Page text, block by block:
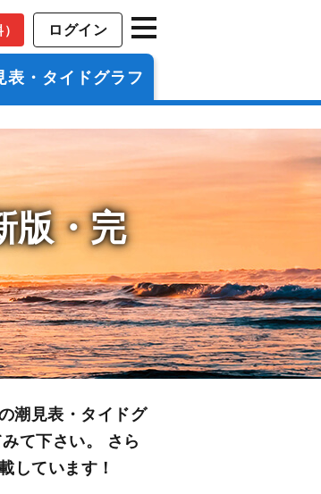
ログイン
表・タイドグラフ
版・完
潮見表・タイドグ
て下さい。 さら
しています！